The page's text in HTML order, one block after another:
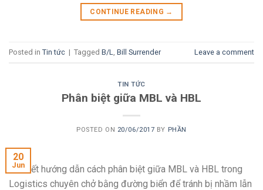
CONTINUE READING →
Posted in Tin tức | Tagged B/L Bill Surrender Leave a comment
TIN TỨC
Phân biệt giữa MBL và HBL
POSTED ON 20/06/2017 BY PHẦN
20
Jun
Bài viết hướng dẫn cách phân biệt giữa MBL và HBL trong
Logistics chuyên chở bằng đường biển để tránh bị nhầm lẫn